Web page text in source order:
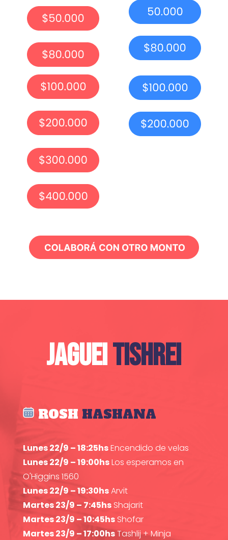
JAGUEITISHREI
ROSH HASHANA
Lunes 22/9 – 18:25hsEncendido de velas
Lunes 22/9 – 19:00hsLos esperamos en
O'Higgins 1560
Lunes 22/9 – 19:30hsArvit
Martes 23/9 – 7:45hsShajarit
Martes 23/9 – 10:45hsShofar
Martes 23/9 – 17:00hsTashlij + Minja